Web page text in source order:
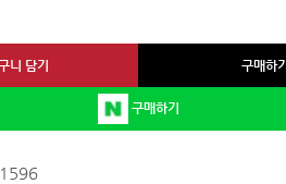
니 담기 구매하기
구매하기